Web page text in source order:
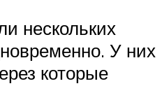
нескольких
У них
которые